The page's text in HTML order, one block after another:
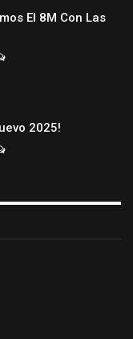
El 8M Con Las
2025!